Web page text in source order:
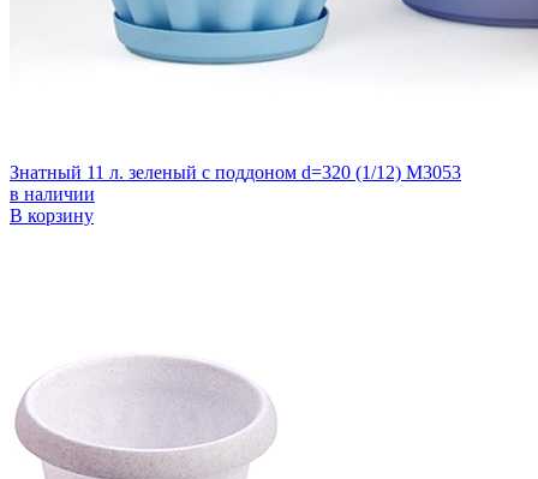
Знатный 11 л. зеленый с поддоном d=320 (1/12) М3053
в наличии
В корзину